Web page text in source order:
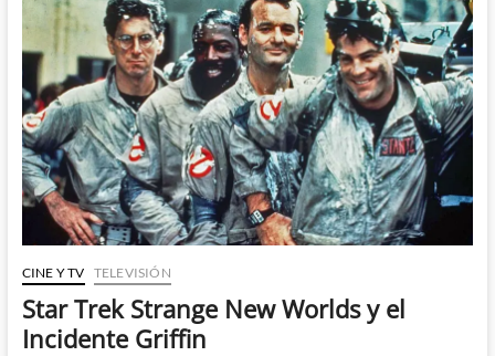
CINE Y TV TELEVISIÓN
Star Trek Strange New Worlds y el
Incidente Griffin